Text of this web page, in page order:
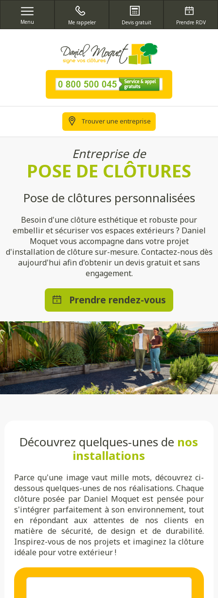
Menu Me rappeler Devis gratuit Prendre RDV
Trouver une entreprise
Entreprise de
POSE DE CLÔTURES
Pose de clôtures personnalisées
Besoin d'une clôture esthétique et robuste pour
embellir et sécuriser vos espaces extérieurs ? Daniel
Moquet vous accompagne dans votre projet
d'installation de clôture sur-mesure. Contactez-nous dès
aujourd'hui afin d'obtenir un devis gratuit et sans
engagement.
Prendre rendez-vous
Découvrez quelques-unes de nos
installations
Parce qu'une image vaut mille mots, découvrez ci-
dessous quelques-unes de nos réalisations. Chaque
clôture posée par Daniel Moquet est pensée pour
s'intégrer parfaitement à son environnement, tout
en répondant aux attentes de nos clients en
matière de sécurité, de design et de durabilité.
Inspirez-vous de nos projets et imaginez la clôture
idéale pour votre extérieur !